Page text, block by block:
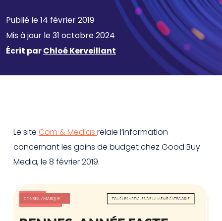
Publié le 14 février 2019
Mis à jour le 31 octobre 2024
Écrit parChloé Kerveillant
Le site Com & Medias relaie l’information
concernant les gains de budget chez Good Buy
Media, le 8 février 2019.